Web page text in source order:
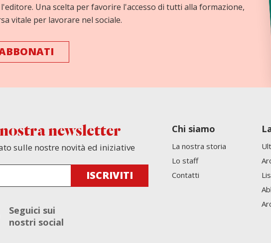
l'editore. Una scelta per favorire l'accesso di tutti alla formazione,
vitale per lavorare nel sociale.
newsletter
sulle nostre novità ed iniziative
Seguici sui
nostri social
Chi siamo
La nostra storia
Lo staff
Contatti